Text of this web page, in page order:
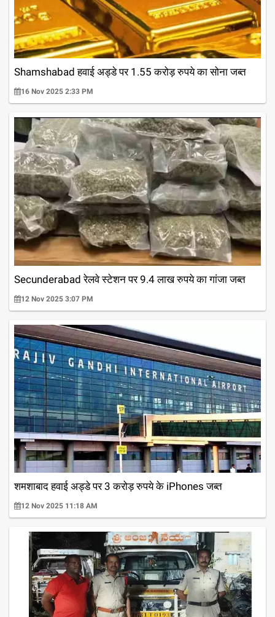
Shamshabad हवाई अड्डे पर 1.55 करोड़ रुपये का सोना जब्त
16 Nov 2025 2:33 PM
Secunderabad रेलवे स्टेशन पर 9.4 लाख रुपये का गांजा जब्त
12 Nov 2025 3:07 PM
शमशाबाद हवाई अड्डे पर 3 करोड़ रुपये के iPhones जब्त
12 Nov 2025 11:18 AM